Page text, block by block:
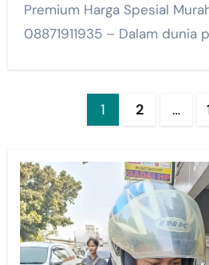
Premium Harga Spesial
08871911935 – Dalam dunia
1 2 …